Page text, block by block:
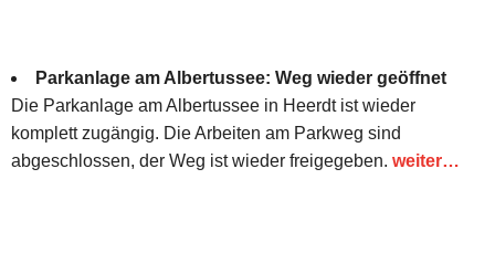
Parkanlage am Albertussee: Weg wieder geöffnet
Die Parkanlage am Albertussee in Heerdt ist wieder
komplett zugängig. Die Arbeiten am Parkweg sind
abgeschlossen, der Weg ist wieder freigegeben. weiter…